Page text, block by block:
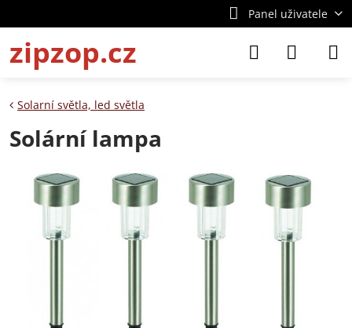
Panel uživatele
zipzop.cz
Solarní světla, led světla
Solární lampa